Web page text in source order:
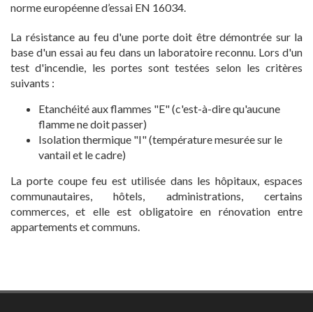
norme européenne d’essai EN 16034.
La résistance au feu d'une porte doit être démontrée sur la
base d'un essai au feu dans un laboratoire reconnu. Lors d'un
test d'incendie, les portes sont testées selon les critères
suivants :
Etanchéité aux flammes "E" (c'est-à-dire qu'aucune
flamme ne doit passer)
Isolation thermique "I" (température mesurée sur le
vantail et le cadre)
La porte coupe feu est utilisée dans les hôpitaux, espaces
communautaires, hôtels, administrations, certains
commerces, et elle est obligatoire en rénovation entre
appartements et communs.